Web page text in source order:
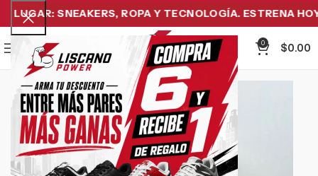
SNEAKERS, ROPA Y TECNOLOGÍA. ESTRENA HOY
Menu
0
$0.00
-15%